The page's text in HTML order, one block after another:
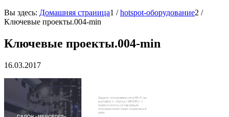
Вы здесь: Домашняя страница1 / hotspot-оборудование2 /
Ключевые проекты.004-min
Ключевые проекты.004-min
16.03.2017